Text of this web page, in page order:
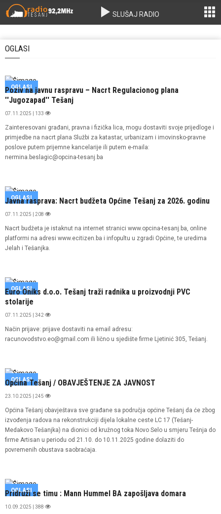
SLUŠAJ RADIO
OGLASI
OGLASI
Poziv na javnu raspravu – Nacrt Regulacionog plana
''Jugozapad'' Tešanj
07.11.2025 | 133
Zainteresovani građani, pravna i fizička lica, mogu dostaviti svoje prijedloge i
primjedbe na nacrt plana Službi za katastar, urbanizam i imovinsko-pravne
poslove putem prijemne kancelarije ili putem e-maila:
nermina.beslagic@opcina-tesanj.ba
OGLASI
Javna rasprava: Nacrt budžeta Općine Tešanj za 2026. godinu
07.11.2025 | 208
Nacrt budžeta je istaknut na internet stranici www.opcina-tesanj.ba, online
platformi na adresi www.ecitizen.ba i infopultu u zgradi Općine, te uredima
Jelah i Tešanjka.
OGLASI
Euro Oniks d.o.o. Tešanj traži radnika u proizvodnji PVC
stolarije
07.11.2025 | 342
Način prijave: prijave dostaviti na email adresu:
racunovodstvo.eo@gmail.com ili lično u sjedište firme Ljetinić 305, Tešanj.
OGLASI
Općina Tešanj / OBAVJEŠTENJE ZA JAVNOST
23.10.2025 | 245
Općina Tešanj obavještava sve građane sa područja općine Tešanj da će zbog
izvođenja radova na rekonstrukciji dijela lokalne ceste LC 17 (Tešanj-
Medakovo Tešanjka) na dionici od kružnog toka Novo Selo u smjeru Tešnja do
firme Artisan u periodu od 21.10. do 10.11.2025 godine dolaziti do
povremenih obustava saobraćaja.
OGLASI
Pridruži se timu : Mann Hummel BA zapošljava domara
10.09.2025 | 388